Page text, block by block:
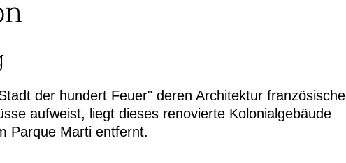
der hundert Feuer" deren Architektur französische
aufweist, liegt dieses renovierte Kolonialgebäude
Parque Marti entfernt.